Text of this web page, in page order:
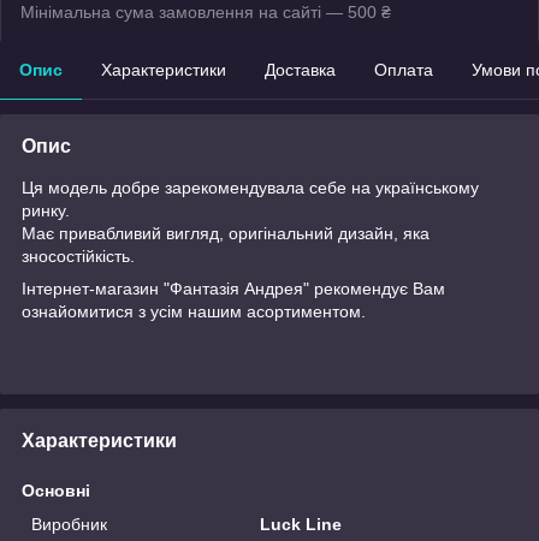
Мінімальна сума замовлення на сайті — 500 ₴
Опис Характеристики Доставка Оплата Умови
Опис
Ця модель добре зарекомендувала себе на українському
ринку.
Має привабливий вигляд, оригінальний дизайн, яка
зносостійкість.
Інтернет-магазин "Фантазія Андрея" рекомендує Вам
ознайомитися з усім нашим асортиментом.
Характеристики
Основні
Виробник
Luck Line